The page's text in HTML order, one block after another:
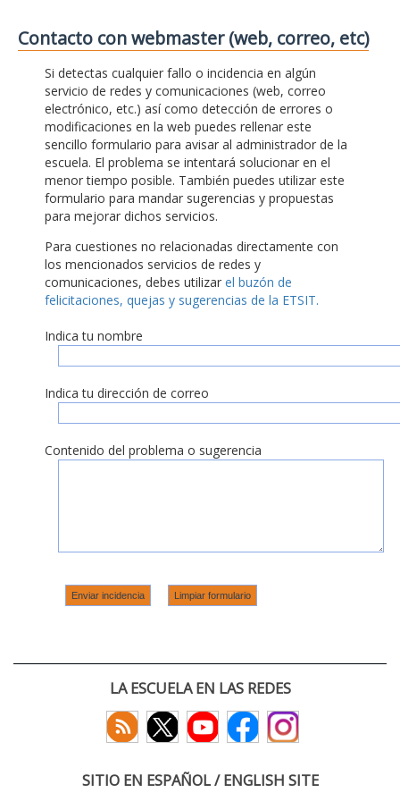
Contacto con webmaster (web, correo, etc)
Si detectas cualquier fallo o incidencia en algún
servicio de redes y comunicaciones (web, correo
electrónico, etc.) así como detección de errores o
modificaciones en la web puedes rellenar este
sencillo formulario para avisar al administrador de la
escuela. El problema se intentará solucionar en el
menor tiempo posible. También puedes utilizar este
formulario para mandar sugerencias y propuestas
para mejorar dichos servicios.
Para cuestiones no relacionadas directamente con
los mencionados servicios de redes y
comunicaciones, debes utilizar el buzón de
felicitaciones, quejas y sugerencias de la ETSIT.
Indica tu nombre
Indica tu dirección de correo
Contenido del problema o sugerencia
LA ESCUELA EN LAS REDES
SITIO EN ESPAÑOL / ENGLISH SITE